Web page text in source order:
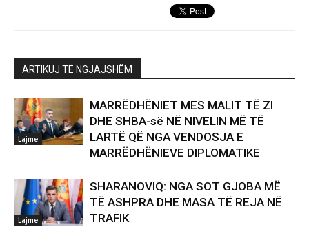
ARTIKUJ TË NGJAJSHËM
Lajme
MARRËDHËNIET MES MALIT TË ZI
DHE SHBA-së NË NIVELIN MË TË
LARTË QË NGA VENDOSJA E
MARRËDHËNIEVE DIPLOMATIKE
Lajme
SHARANOVIQ: NGA SOT GJOBA MË
TË ASHPRA DHE MASA TË REJA NË
TRAFIK